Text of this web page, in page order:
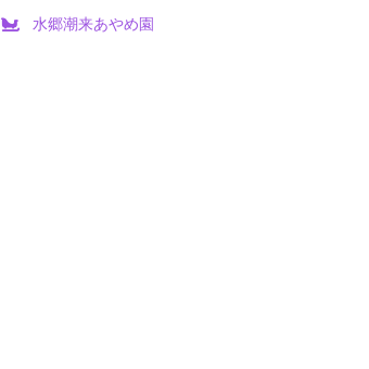
水郷潮来あやめ園